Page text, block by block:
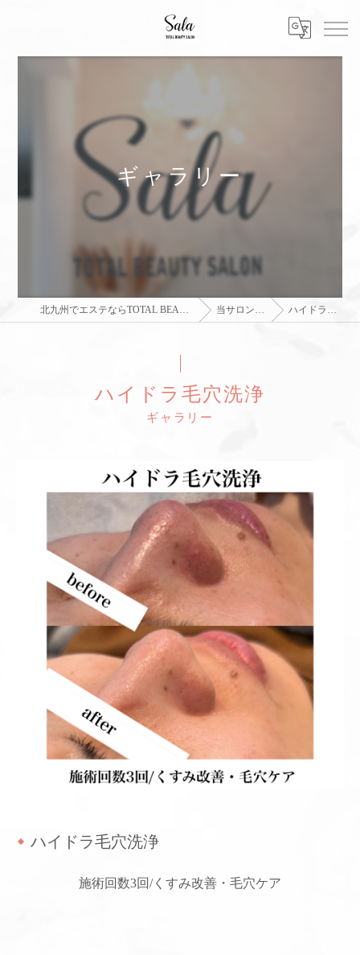
ギャラリー
北九州でエステならTOTAL BEAUTY SALON sala 当サロンの特徴 ハイドラ毛穴洗浄
ギャラリー
ハイドラ毛穴洗浄
ハイドラ毛穴洗浄
施術回数3回/くすみ改善・毛穴ケア